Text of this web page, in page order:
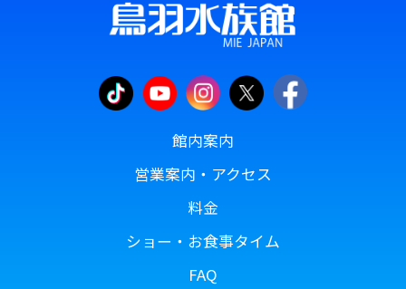
館内案内
営業案内・アクセス
料金
ショー・お食事タイム
FAQ